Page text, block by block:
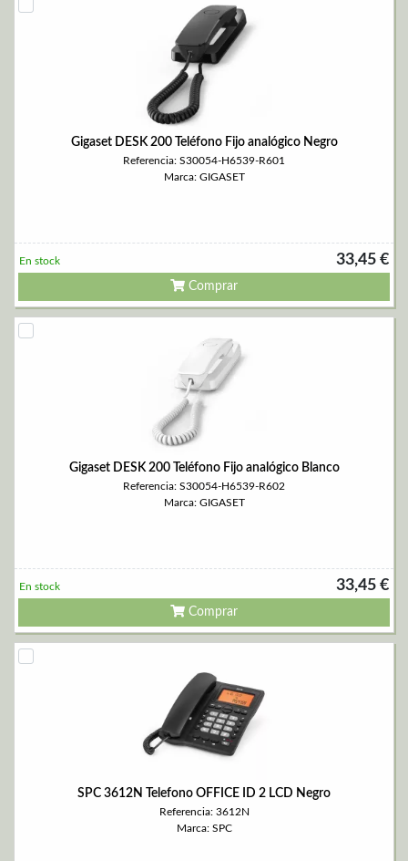
Gigaset DESK 200 Teléfono Fijo analógico Negro
Referencia: S30054-H6539-R601
Marca: GIGASET
33,45 €
En stock
Comprar
Gigaset DESK 200 Teléfono Fijo analógico Blanco
Referencia: S30054-H6539-R602
Marca: GIGASET
33,45 €
En stock
Comprar
SPC 3612N Telefono OFFICE ID 2 LCD Negro
Referencia: 3612N
Marca: SPC